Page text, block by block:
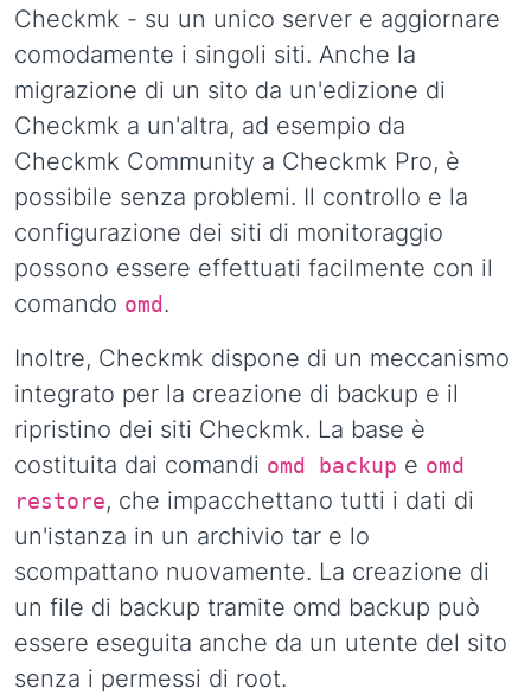
Checkmk - su un unico server e aggiornare
comodamente i singoli siti. Anche la
migrazione di un sito da un'edizione di
Checkmk a un'altra, ad esempio da
Checkmk Community a Checkmk Pro, è
possibile senza problemi. Il controllo e la
configurazione dei siti di monitoraggio
possono essere effettuati facilmente con il
comando omd .
Inoltre, Checkmk dispone di un meccanismo
integrato per la creazione di backup e il
ripristino dei siti Checkmk. La base è
costituita dai comandi omd backup e omd
restore, che impacchettano tutti i dati di
un'istanza in un archivio tar e lo
scompattano nuovamente. La creazione di
un file di backup tramite omd backup può
essere eseguita anche da un utente del sito
senza i permessi di root.